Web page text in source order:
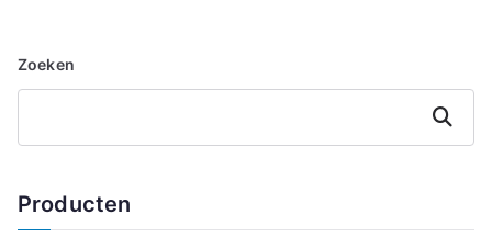
Zoeken
Zoeken
Producten